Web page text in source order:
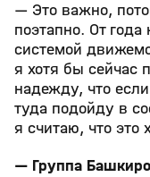
— Это важно,
поэтапно. От
системой
я хотя бы сейчас
надежду, что
туда подойду в
я считаю, что это
— Группа